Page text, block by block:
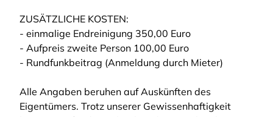
ZUSÄTZLICHE KOSTEN:
- einmalige Endreinigung 350,00 Euro
- Aufpreis zweite Person 100,00 Euro
- Rundfunkbeitrag (Anmeldung durch Mieter)
Alle Angaben beruhen auf Auskünften des
Eigentümers. Trotz unserer Gewissenhaftigkeit